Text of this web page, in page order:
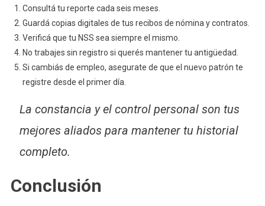
Consultá tu reporte cada seis meses.
Guardá copias digitales de tus recibos de nómina y contratos.
Verificá que tu NSS sea siempre el mismo.
No trabajes sin registro si querés mantener tu antigüedad.
Si cambiás de empleo, asegurate de que el nuevo patrón te
registre desde el primer día.
La constancia y el control personal son tus
mejores aliados para mantener tu historial
completo.
Conclusión